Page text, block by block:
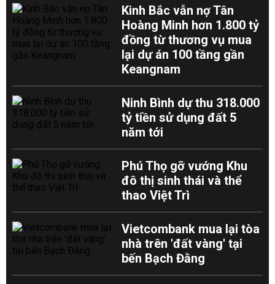
Kinh Bắc vẫn nợ Tân
Hoàng Minh hơn 1.800 tỷ
đồng từ thương vụ mua
lại dự án 100 tầng gần
Keangnam
Ninh Bình dự thu 318.000
tỷ tiền sử dụng đất 5
năm tới
Phú Thọ gỡ vướng Khu
đô thị sinh thái và thể
thao Việt Trì
Vietcombank mua lại tòa
nhà trên 'đất vàng' tại
bến Bạch Đằng